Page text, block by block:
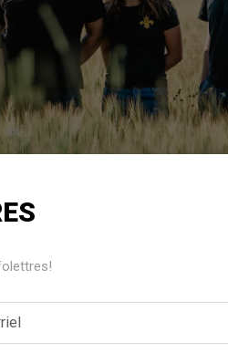
leurs installations le 1er
de-Beaurivage étaient prêts à
poursuit ses activités de